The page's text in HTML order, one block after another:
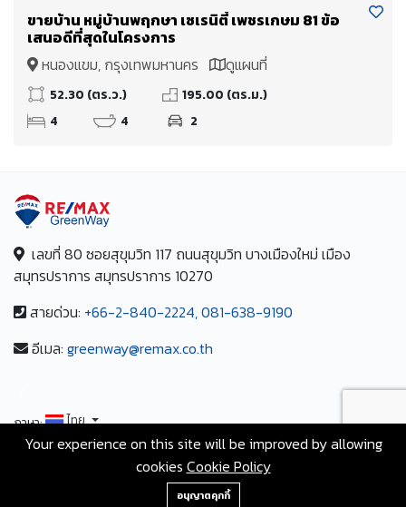
ขายบ้าน หมู่บ้านพฤกษา เซเรนิตี้ เพชรเกษม 81 ข้อ
เสนอดีที่สุดในโครงการ
หนองแขม, กรุงเทพมหานคร
ดูแผนที่
52.30 (ตร.ว.)
195.00 (ตร.ม.)
4
4 2
เลขที่ 80 ซอยสุขุมวิท 117 ถนนสุขุมวิท บางเมืองใหม่ เมือง
สมุทรปราการ สมุทรปราการ 10270
สายด่วน: +66-2-840-2224, 081-638-9190
อีเมล: greenway@remax.co.th
ภาษา: ไทย
©2567 AgentHomeMart.com is Proudly Powered by
Greenway Property.0943246287
Your experience on this site will be improved by allowing
cookies Cookie Policy
อนุญาตคุกกี้